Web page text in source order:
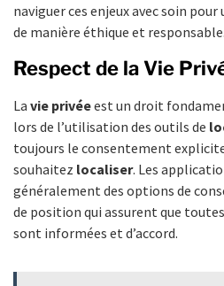
naviguer ces enjeux avec soin
de manière éthique et responsable.
Respect de la Vie
La vie privéeest un droit
lors de l’utilisation des outils de
toujours le consentement
souhaitez localiser. Les
généralement des options de
de position qui assurent que
sont informées et d’accord.